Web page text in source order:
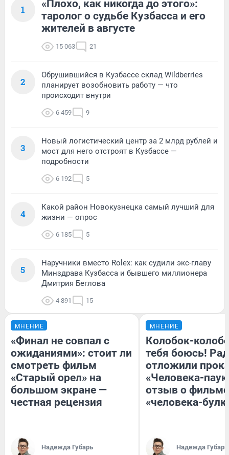
1
«Плохо, как никогда до этого»:
таролог о судьбе Кузбасса и его
жителей в августе
15 063 21
2
Обрушившийся в Кузбассе склад Wildberries
планирует возобновить работу — что
происходит внутри
6 459 9
3
Новый логистический центр за 2 млрд рублей и
мост для него отстроят в Кузбассе —
подробности
6 192 5
4
Какой район Новокузнецка самый лучший для
жизни — опрос
6 185 5
5
Наручники вместо Rolex: как судили экс-главу
Минздрава Кузбасса и бывшего миллионера
Дмитрия Беглова
4 891 15
МНЕНИЕ
«Финал не совпал с
ожиданиями»: стоит ли
смотреть фильм
«Старый орел» на
большом экране —
честная рецензия
Надежда Губарь
МНЕНИЕ
Колобок-
тебя боюсь!
отложили
«Человека-
отзыв о
«человека-
Надежда Губарь